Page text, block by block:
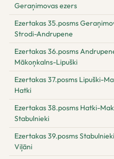
Geraņimovas ezers
Ezertakas 35.posms
Strodi-Andrupene
Ezertakas 36.posms
Mākoņkalns-Lipuški
Ezertakas 37.posms Lipuški-
Hatki
Ezertakas 38.posms Hatki-
Stabulnieki
Ezertakas 39.posms
Viļāni